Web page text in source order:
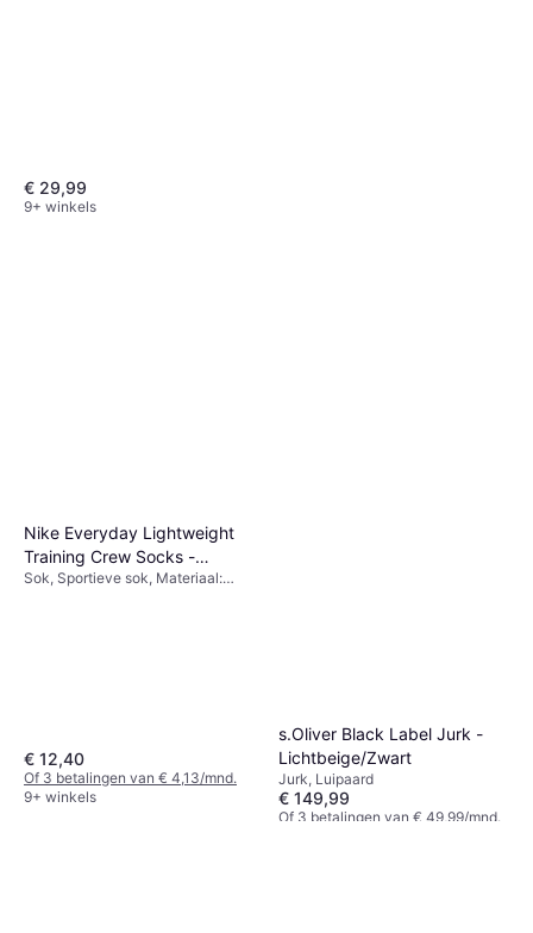
€ 29,99
9+ winkels
Nike Everyday Lightweight
Training Crew Socks -
White/Black
Sok, Sportieve sok, Materiaal:
€ 12,40
Of 3 betalingen van € 4,13/mnd.
9+ winkels
s.Oliver Black Label Jurk -
Lichtbeige/Zwart
Jurk, Luipaard
€ 149,99
Of 3 betalingen van € 49,99/mnd.